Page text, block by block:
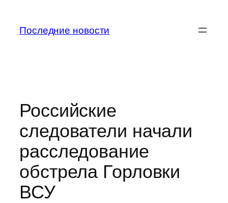
содержимому
Последние новости
Российские
следователи начали
расследование
обстрела Горловки
ВСУ